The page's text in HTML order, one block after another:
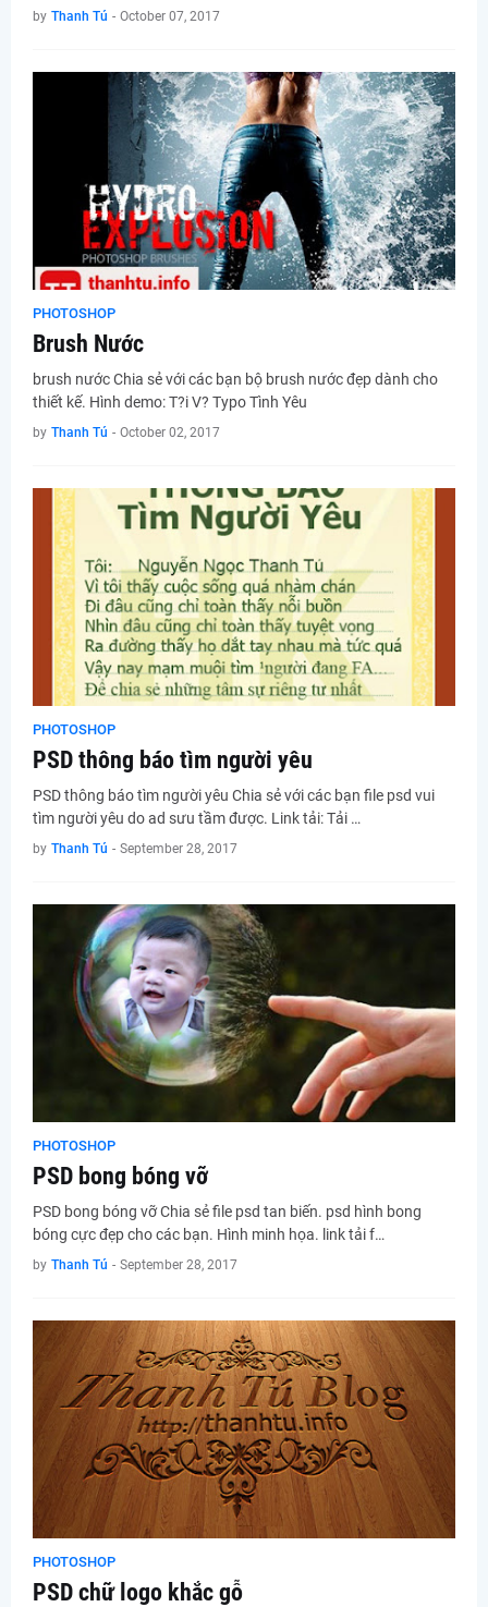
by Thanh Tú - October 07, 2017
PHOTOSHOP
Brush Nước
brush nước Chia sẻ với các bạn bộ brush nước đẹp dành cho
thiết kế. Hình demo: T?i V? Typo Tình Yêu
by Thanh Tú - October 02, 2017
PHOTOSHOP
PSD thông báo tìm người yêu
PSD thông báo tìm người yêu Chia sẻ với các bạn file psd vui
tìm người yêu do ad sưu tầm được. Link tải: Tải …
by Thanh Tú - September 28, 2017
PHOTOSHOP
PSD bong bóng vỡ
PSD bong bóng vỡ Chia sẻ file psd tan biến. psd hình bong
bóng cực đẹp cho các bạn. Hình minh họa. link tải f…
by Thanh Tú - September 28, 2017
PHOTOSHOP
PSD chữ logo khắc gỗ